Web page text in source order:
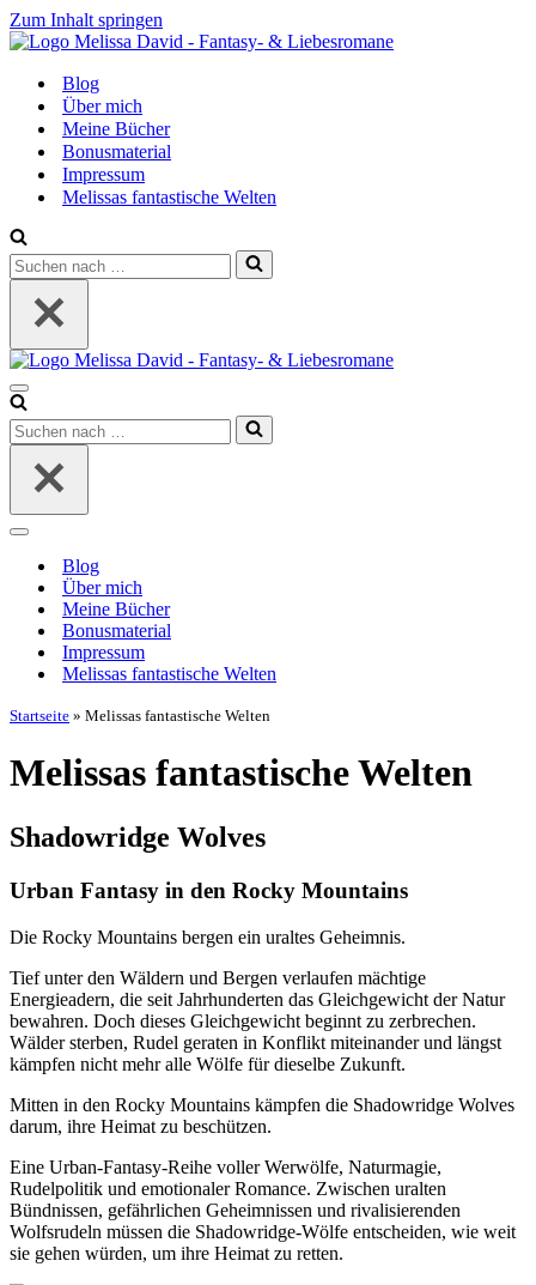
Zum Inhalt springen
Blog
Über mich
Meine Bücher
Bonusmaterial
Impressum
Melissas fantastische Welten
Suchen
nach …
Navigationsmenü
Suchen
nach …
Navigationsmenü
Blog
Über mich
Meine Bücher
Bonusmaterial
Impressum
Melissas fantastische Welten
Startseite » Melissas fantastische Welten
Melissas fantastische Welten
Shadowridge Wolves
Urban Fantasy in den Rocky Mountains
Die Rocky Mountains bergen ein uraltes Geheimnis.
Tief unter den Wäldern und Bergen verlaufen mächtige
Energieadern, die seit Jahrhunderten das Gleichgewicht der Natur
bewahren. Doch dieses Gleichgewicht beginnt zu zerbrechen.
Wälder sterben, Rudel geraten in Konflikt miteinander und längst
kämpfen nicht mehr alle Wölfe für dieselbe Zukunft.
Mitten in den Rocky Mountains kämpfen die Shadowridge Wolves
darum, ihre Heimat zu beschützen.
Eine Urban-Fantasy-Reihe voller Werwölfe, Naturmagie,
Rudelpolitik und emotionaler Romance. Zwischen uralten
Bündnissen, gefährlichen Geheimnissen und rivalisierenden
Wolfsrudeln müssen die Shadowridge-Wölfe entscheiden, wie weit
sie gehen würden, um ihre Heimat zu retten.